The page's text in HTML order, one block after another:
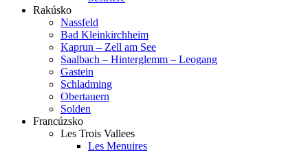
Rakúsko
Nassfeld
Bad Kleinkirchheim
Kaprun – Zell am See
Saalbach – Hinterglemm – Leogang
Gastein
Schladming
Obertauern
Solden
Francúzsko
Les Trois Vallees
Les Menuires